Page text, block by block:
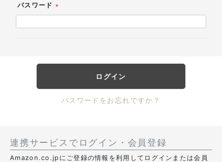
パスワード
(必
須)
ログイン
パスワードをお忘れですか？
連携サービスでログイン・会員登録
Amazon.co.jpにご登録の情報を利用してログインまたは会員